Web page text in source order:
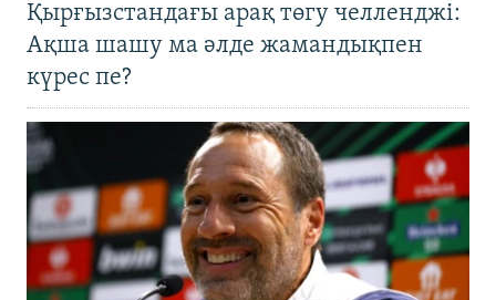
Қырғызстандағы арақ төгу челленджі:
Ақша шашу ма әлде жамандықпен
күрес пе?